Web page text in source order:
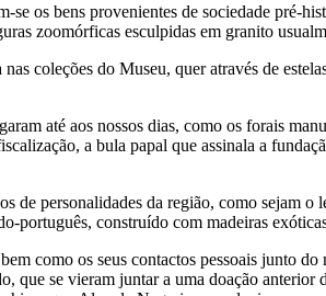
os bens provenientes de sociedade pré-
zoomórficas esculpidas em granito
coleções do Museu, quer através de
até aos nossos dias, como os forais
a bula papal que assinala a
personalidades da região, como sejam
português, construído com madeiras
como os seus contactos pessoais junto
que se vieram juntar a uma doação